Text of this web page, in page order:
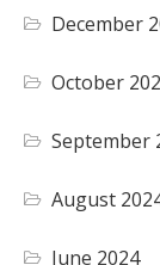
December
October
September
August
June 2024